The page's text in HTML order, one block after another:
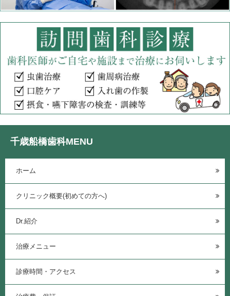
千歳船橋歯科MENU
ホーム
クリニック概要(初めての方へ)
Dr.紹介
治療メニュー
診療時間・アクセス